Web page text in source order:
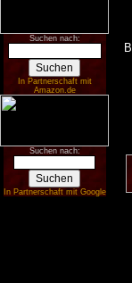
Suchen nach:
In Partnerschaft mit
Amazon.de
Suchen nach:
In Partnerschaft mit Google
B